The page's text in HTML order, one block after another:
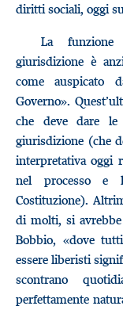
diritti sociali, oggi
La funzione
giurisdizione è
come auspicato
Governo».
che deve dare
giurisdizione (che
interpretativa oggi
nel processo e
Costituzione).
di molti, si
Bobbio, «dove
essere liberisti
scontrano
perfettamente